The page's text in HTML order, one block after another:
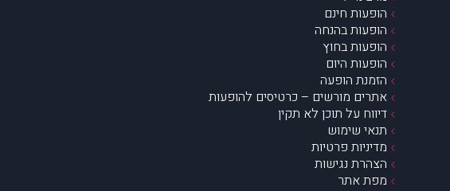
הופעות חינם
הופעות בהנחה
הופעות בחוץ
הופעות היום
הזמנת הופעה
אתרים מורשים – כרטיסים להופעות
דיווח על תוכן לא תקין
תנאי שימוש
מדיניות פרטיות
הצהרת נגישות
מפת אתר